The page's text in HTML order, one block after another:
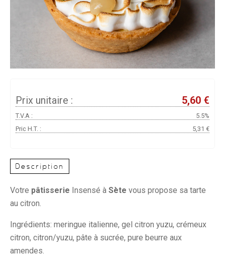
Prix unitaire : 5,60 €
T.V.A :
5.5%
Pric H.T. :
5,31 €
Description
Votre pâtisserie Insensé à Sète vous propose sa tarte
au citron.
Ingrédients: meringue italienne, gel citron yuzu, crémeux
citron, citron/yuzu, pâte à sucrée, pure beurre aux
amendes.